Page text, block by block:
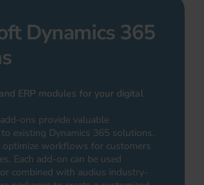
Dynamics 365
ERP modules for your digital
ons provide valuable
existing Dynamics 365 solutions.
optimize workflows for customers
Each add-on can be used
combined with audius industry-